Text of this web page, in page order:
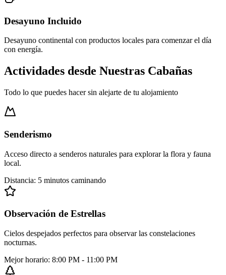
Desayuno Incluido
Desayuno continental con productos locales para comenzar el día
con energía.
Actividades desde Nuestras Cabañas
Todo lo que puedes hacer sin alejarte de tu alojamiento
Senderismo
Acceso directo a senderos naturales para explorar la flora y fauna
local.
Distancia: 5 minutos caminando
Observación de Estrellas
Cielos despejados perfectos para observar las constelaciones
nocturnas.
Mejor horario: 8:00 PM - 11:00 PM